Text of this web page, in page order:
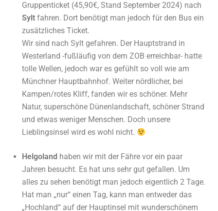
Gruppenticket (45,90€, Stand September 2024) nach
Sylt fahren. Dort benötigt man jedoch für den Bus ein
zusätzliches Ticket.
Wir sind nach Sylt gefahren. Der Hauptstrand in
Westerland -fußläufig von dem ZOB erreichbar- hatte
tolle Wellen, jedoch war es gefühlt so voll wie am
Münchner Hauptbahnhof. Weiter nördlicher, bei
Kampen/rotes Kliff, fanden wir es schöner. Mehr
Natur, superschöne Dünenlandschaft, schöner Strand
und etwas weniger Menschen. Doch unsere
Lieblingsinsel wird es wohl nicht.
Helgoland haben wir mit der Fähre vor ein paar
Jahren besucht. Es hat uns sehr gut gefallen. Um
alles zu sehen benötigt man jedoch eigentlich 2 Tage.
Hat man „nur“ einen Tag, kann man entweder das
„Hochland“ auf der Hauptinsel mit wunderschönem